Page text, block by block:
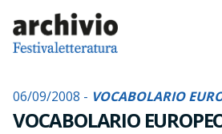
06/09/2008 - VOCABOLARIO
VOCABOLARIO